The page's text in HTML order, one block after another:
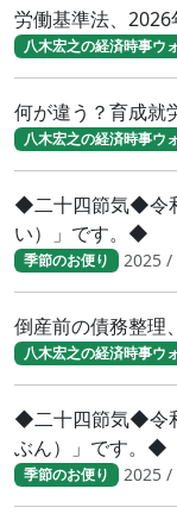
労働基準法、
八木宏之の経済時事ウ
何が違う？育成就
八木宏之の経済時事ウ
◆二十四節気◆令
い）」です。◆
季節のお便り 2025 /
倒産前の債務整理
八木宏之の経済時事ウ
◆二十四節気◆令
ぶん）」です。◆
季節のお便り 2025 /